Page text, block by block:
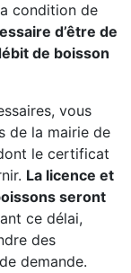
condition de
d’être de
de boisson
vous
de la mairie de
le certificat
La licence et
seront
ce délai,
des
demande.